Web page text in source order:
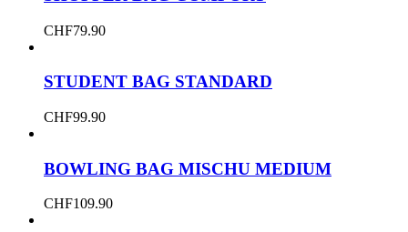
CHF79.90
STUDENT BAG STANDARD
CHF99.90
BOWLING BAG MISCHU MEDIUM
CHF109.90